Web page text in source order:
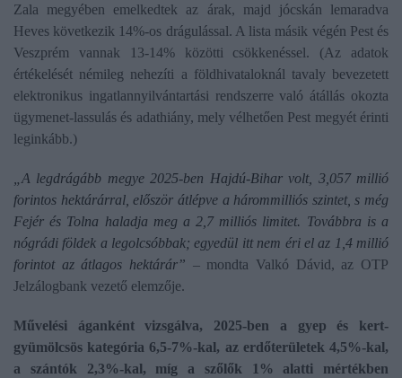
Zala megyében emelkedtek az árak, majd jócskán lemaradva
Heves következik 14%-os drágulással. A lista másik végén Pest és
Veszprém vannak 13-14% közötti csökkenéssel. (Az adatok
értékelését némileg nehezíti a földhivataloknál tavaly bevezetett
elektronikus ingatlannyilvántartási rendszerre való átállás okozta
ügymenet-lassulás és adathiány, mely vélhetően Pest megyét érinti
leginkább.)
„A legdrágább megye 2025-ben Hajdú-Bihar volt, 3,057 millió
forintos hektárárral, először átlépve a hárommilliós szintet, s még
Fejér és Tolna haladja meg a 2,7 milliós limitet. Továbbra is a
nógrádi földek a legolcsóbbak; egyedül itt nem éri el az 1,4 millió
forintot az átlagos hektárár” – mondta Valkó Dávid, az OTP
Jelzálogbank vezető elemzője.
Művelési áganként vizsgálva, 2025-ben a gyep és kert-
gyümölcsös kategória 6,5-7%-kal, az erdőterületek 4,5%-kal,
a szántók 2,3%-kal, míg a szőlők 1% alatti mértékben